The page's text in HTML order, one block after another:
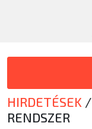
SZOLGÁLTATÁSOK
HIRDETÉSEK /
RENDSZER